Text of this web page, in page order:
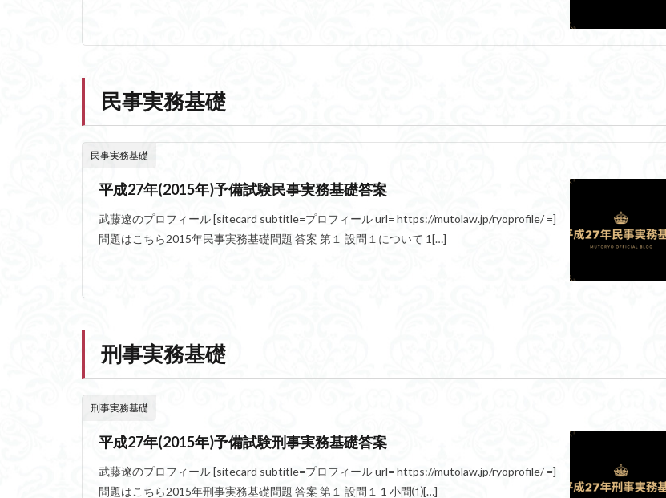
民事実務基礎
民事実務基礎
平成27年(2015年)予備試験民事実務基礎答案
武藤遼のプロフィール [sitecard subtitle=プロフィール url= https://mutolaw.jp/ryoprofile/ =]
問題はこちら2015年民事実務基礎問題 答案 第１ 設問１について 1[…]
刑事実務基礎
刑事実務基礎
平成27年(2015年)予備試験刑事実務基礎答案
武藤遼のプロフィール [sitecard subtitle=プロフィール url= https://mutolaw.jp/ryoprofile/ =]
問題はこちら2015年刑事実務基礎問題 答案 第１ 設問１ 1 小問⑴[…]